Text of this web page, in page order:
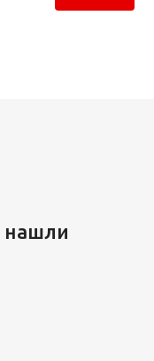
нашли